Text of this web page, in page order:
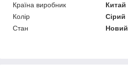
Країна виробник
Китай
Колір
Сірий
Стан
Новий